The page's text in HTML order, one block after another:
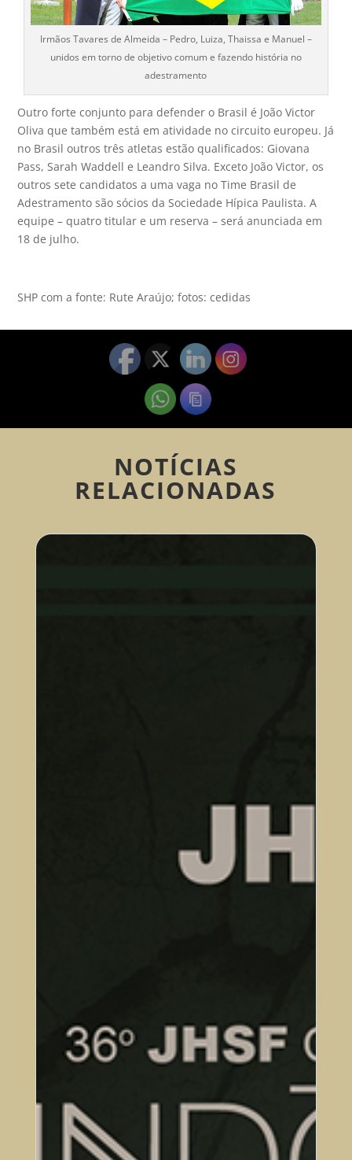
Irmãos Tavares de Almeida – Pedro, Luiza, Thaissa e Manuel –
unidos em torno de objetivo comum e fazendo história no
adestramento
Outro forte conjunto para defender o Brasil é João Victor
Oliva que também está em atividade no circuito europeu. Já
no Brasil outros três atletas estão qualificados: Giovana
Pass, Sarah Waddell e Leandro Silva. Exceto João Victor, os
outros sete candidatos a uma vaga no Time Brasil de
Adestramento são sócios da Sociedade Hípica Paulista. A
equipe – quatro titular e um reserva – será anunciada em
18 de julho.
SHP com a fonte: Rute Araújo; fotos: cedidas
NOTÍCIAS
RELACIONADAS